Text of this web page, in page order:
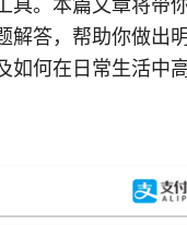
具。本篇文章将带
解答，帮助你做出
何在日常生活中高